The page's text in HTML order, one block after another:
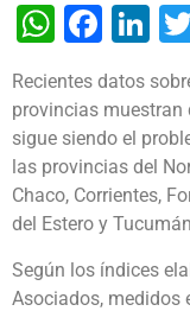
Recientes datos
provincias muestran
sigue siendo el
las provincias del
Chaco, Corrientes,
del Estero y
Según los índices
Asociados, medidos